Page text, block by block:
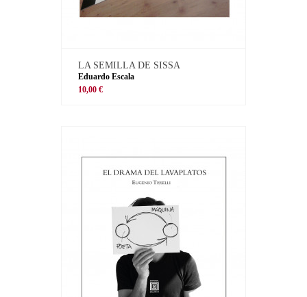
LA SEMILLA DE SISSA
Eduardo Escala
10,00 €